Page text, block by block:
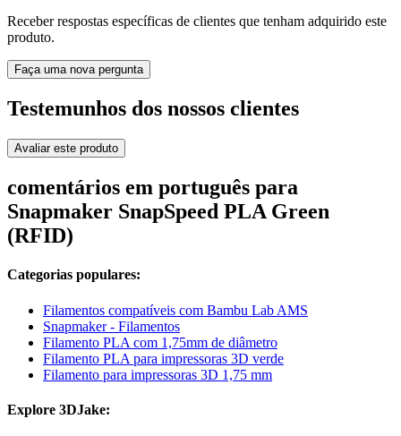
Receber respostas específicas de clientes que tenham adquirido este
produto.
Faça uma nova pergunta
Testemunhos dos nossos clientes
Avaliar este produto
comentários em português para
Snapmaker SnapSpeed PLA Green
(RFID)
Categorias populares:
Filamentos compatíveis com Bambu Lab AMS
Snapmaker - Filamentos
Filamento PLA com 1,75mm de diâmetro
Filamento PLA para impressoras 3D verde
Filamento para impressoras 3D 1,75 mm
Explore 3DJake: